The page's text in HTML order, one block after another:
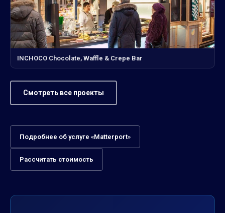
INCHOCO Chocolate, Waffle & Crepe Bar
Смотреть все проекты
Подробнее об услуге «Matterport»
Рассчитать стоимость